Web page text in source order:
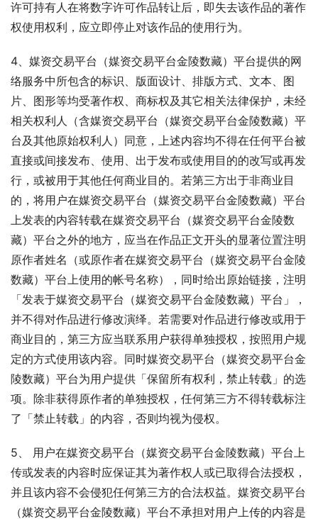
许可持有人在将数字许可作品转让后，即失去该作品的著作
权使用权利，应立即停止对该作品的使用行为。
4、媒资交易平台（媒资交易平台金陵数藏）平台提供的网
络服务中所包含的标识、版面设计、排版方式、文本、图
片、图形等均受著作权、商标权及其它相关法律保护，未经
相关权利人（含媒资交易平台（媒资交易平台金陵数藏）平
台及其他原始权利人）同意，上述内容均不得在任何平台被
直接或间接发布、使用、出于发布或使用目的的改写或再发
行，或被用于其他任何商业目的。若第三方出于非商业目
的，将用户在媒资交易平台（媒资交易平台金陵数藏）平台
上发表的内容转载在媒资交易平台（媒资交易平台金陵数
藏）平台之外的地方，应当在作品正文开头的显著位置注明
原作者姓名（或原作者在媒资交易平台（媒资交易平台金陵
数藏）平台上使用的帐号名称），同时给出原始链接，注明
「发表于媒资交易平台（媒资交易平台金陵数藏）平台」，
并不得对作品进行修改演绎。若需要对作品进行修改或用于
商业目的，第三方应当联系用户获得单独授权，按照用户规
定的方式使用该内容。同时媒资交易平台（媒资交易平台金
陵数藏）平台为用户提供「保留所有权利，禁止转载」的选
项。除非获得原作者的单独授权，任何第三方不得转载标注
了「禁止转载」的内容，否则均视为侵权。
5、 用户在媒资交易平台（媒资交易平台金陵数藏）平台上
传或发表的内容时应保证其为著作权人或已取得合法授权，
并且该内容不会侵犯任何第三方的合法权益。媒资交易平台
（媒资交易平台金陵数藏）平台不承担对用户上传的内容是